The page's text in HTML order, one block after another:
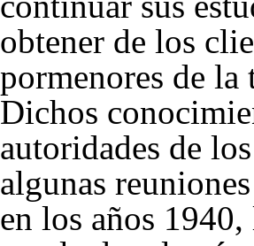
obtener de los
pormenores de la
Dichos
autoridades de
algunas
en los años